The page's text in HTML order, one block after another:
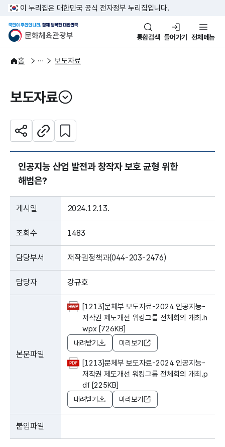
본문 바로가기
주메뉴 바로가기
이 누리집은 대한민국 공식 전자정부 누리집입니다.
문화체육관광부
국민이 주인인 나라, 함께 행복
통합검색 들어가기 전체메뉴
홈
알림·소식
보도·뉴스 보도자료
보도자료
열기
공유하기주소복사
관심 콘텐츠 설정하기
인공지능 산업 발전과 창작자 보호 균형 위한
해법은?
게시일 2024.12.13.
조회수 1483
담당부서 저작권정책과(044-203-2476)
담당자 강규호
본문파일
[1213]문체부 보도자료-2024 인공지능-
저작권 제도개선 워킹그룹 전체회의 개최.h
wpx [726KB]
내려받기 미리보기
[1213]문체부 보도자료-2024 인공지능-
저작권 제도개선 워킹그룹 전체회의 개최.p
df [225KB]
내려받기 미리보기
붙임파일